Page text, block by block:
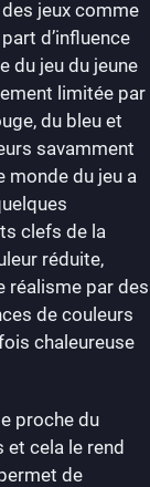
jeux comme
d’influence
du jeu du jeune
limitée par
du bleu et
savamment
du jeu a
clefs de la
réduite,
réalisme par des
de couleurs
chaleureuse
proche du
et cela le rend
de